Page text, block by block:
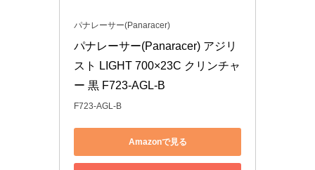
パナレーサー(Panaracer)
パナレーサー(Panaracer) アジリ
スト LIGHT 700×23C クリンチャ
ー 黒 F723-AGL-B
F723-AGL-B
Amazonで見る